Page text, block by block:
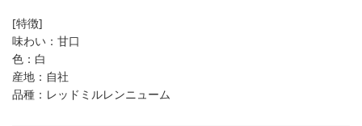
[特徴]
味わい：甘口
色：白
産地：自社
品種：レッドミルレンニューム